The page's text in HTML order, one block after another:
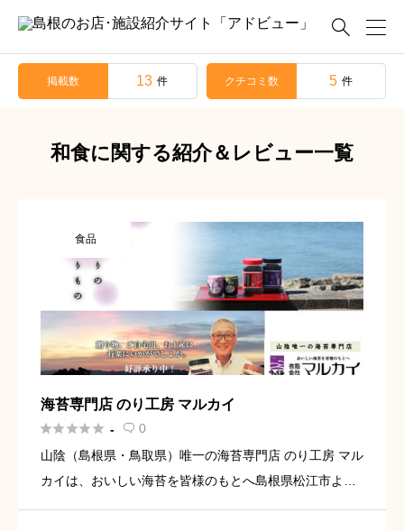

掲載数 13 件 クチコミ数 5 件
和食に関する紹介＆レビュー一覧
食品
海苔専門店 のり工房 マルカイ
 -  0
山陰（島根県・鳥取県）唯一の海苔専門店 のり工房 マル
カイは、おいしい海苔を皆様のもとへ島根県松江市より